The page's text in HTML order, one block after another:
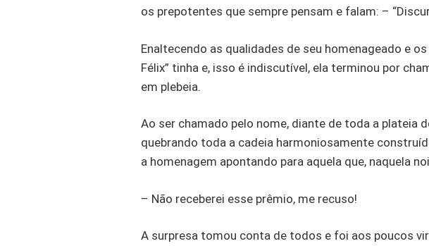
os prepotentes que sempre pensam e falam: –
Enaltecendo as qualidades de seu homenageado e
Félix” tinha e, isso é indiscutível, ela terminou por
em plebeia.
Ao ser chamado pelo nome, diante de toda a plateia
quebrando toda a cadeia harmoniosamente
a homenagem apontando para aquela que, naquela
– Não receberei esse prêmio, me recuso!
A surpresa tomou conta de todos e foi aos poucos